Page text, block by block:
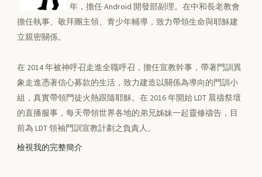
年，擔任 Android 開發部副理。在中和長老教會
擔任執事、敬拜團主領、青少年輔導，致力帶領生命與耶穌建
立親密關係。
在 2014 年被神呼召走進全職呼召，擔任宣教幹事，帶著門訓異
象走進憑著信心募款的生活，致力建造以關係為導向的門訓小
組，真實帶領門徒火熱跟隨耶穌。在 2016 年開始 LDT 晨禱祭壇
的直播服事，每天帶領世界各地的弟兄姊妹一起靈修禱告，目
前為 LDT 領袖門訓宣教計劃之負責人。
檢視我的完整簡介